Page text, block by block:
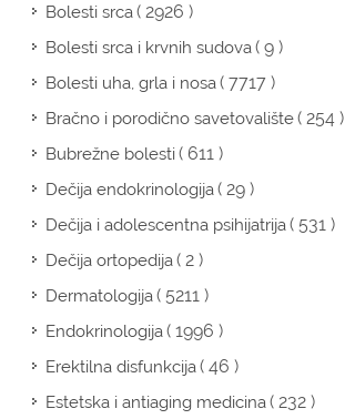
Bolesti srca( 2926 )
Bolesti srca i krvnih sudova( 9 )
Bolesti uha, grla i nosa( 7717 )
Bračno i porodično savetovalište( 254 )
Bubrežne bolesti( 611 )
Dečija endokrinologija( 29 )
Dečija i adolescentna psihijatrija( 531 )
Dečija ortopedija( 2 )
Dermatologija( 5211 )
Endokrinologija( 1996 )
Erektilna disfunkcija( 46 )
Estetska i antiaging medicina( 232 )